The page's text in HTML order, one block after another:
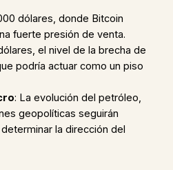
dólares, donde Bitcoin
fuerte presión de venta.
el nivel de la brecha de
podría actuar como un piso
: La evolución del petróleo,
geopolíticas seguirán
la dirección del